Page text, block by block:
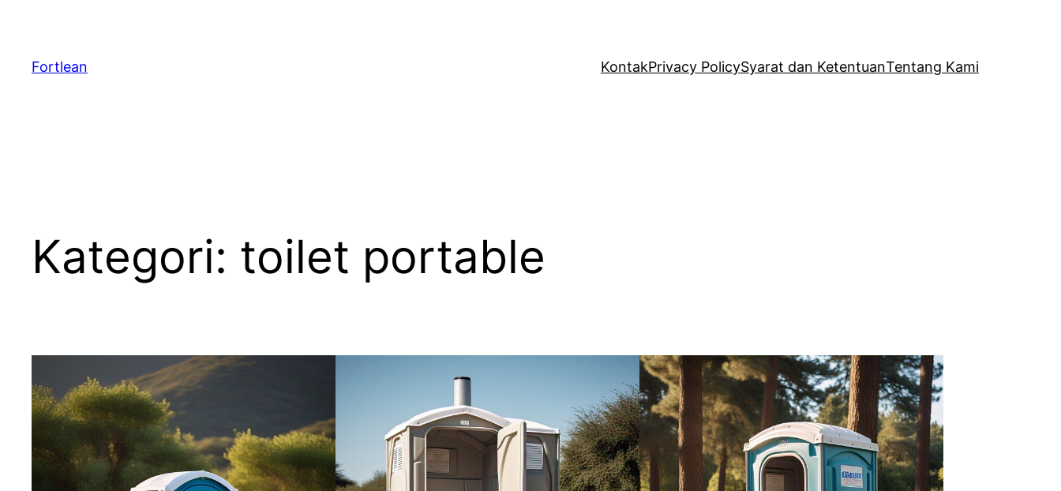
kontenFortlean KontakPrivacy PolicySyarat dan KetentuanTentang Kami
Kategori: toilet portable